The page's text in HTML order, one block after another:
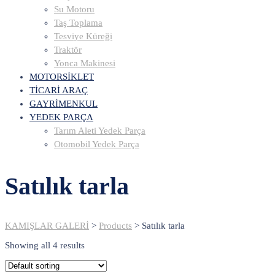
Su Motoru
Taş Toplama
Tesviye Küreği
Traktör
Yonca Makinesi
MOTORSİKLET
TİCARİ ARAÇ
GAYRİMENKUL
YEDEK PARÇA
Tarım Aleti Yedek Parça
Otomobil Yedek Parça
Satılık tarla
KAMIŞLAR GALERİ > Products > Satılık tarla
Showing all 4 results